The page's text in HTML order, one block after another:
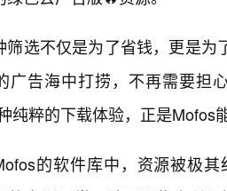
筛选不仅是为了省钱，更是为
广告海中打捞，不再需要担
纯粹的下载体验，正是Mofos
的软件库中，资源被极